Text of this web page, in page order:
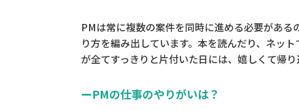
PMは常に複数の案件を同時に進める必要があ
り方を編み出しています。本を読んだり、ネッ
が全てすっきりと片付いた日には、嬉しくて帰り
ーPMの仕事のやりがいは？